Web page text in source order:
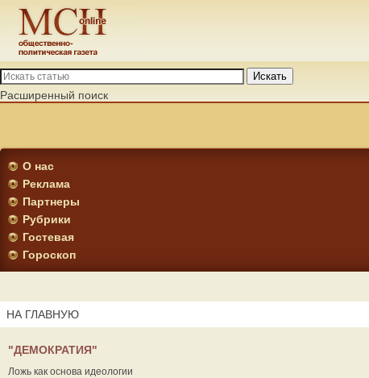
Искать
Расширенный поиск
О нас
Реклама
Партнеры
Рубрики
Гостевая
Гороскоп
НА ГЛАВНУЮ
"ДЕМОКРАТИЯ"
Ложь как основа идеологии